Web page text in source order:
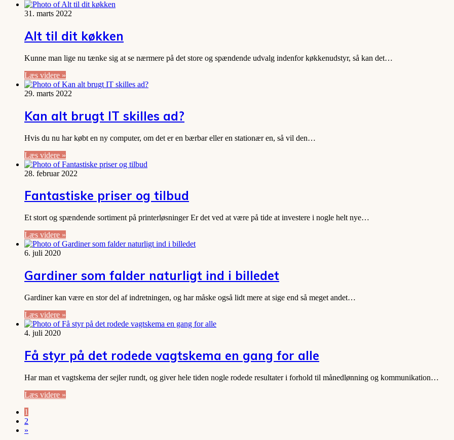
31. marts 2022
Alt til dit køkken
Kunne man lige nu tænke sig at se nærmere på det store og spændende udvalg indenfor køkkenudstyr, så kan det…
Læs videre »
29. marts 2022
Kan alt brugt IT skilles ad?
Hvis du nu har købt en ny computer, om det er en bærbar eller en stationær en, så vil den…
Læs videre »
28. februar 2022
Fantastiske priser og tilbud
Et stort og spændende sortiment på printerløsninger Er det ved at være på tide at investere i nogle helt nye…
Læs videre »
6. juli 2020
Gardiner som falder naturligt ind i billedet
Gardiner kan være en stor del af indretningen, og har måske også lidt mere at sige end så meget andet…
Læs videre »
4. juli 2020
Få styr på det rodede vagtskema en gang for alle
Har man et vagtskema der sejler rundt, og giver hele tiden nogle rodede resultater i forhold til månedlønning og kommunikation…
Læs videre »
1
2
»